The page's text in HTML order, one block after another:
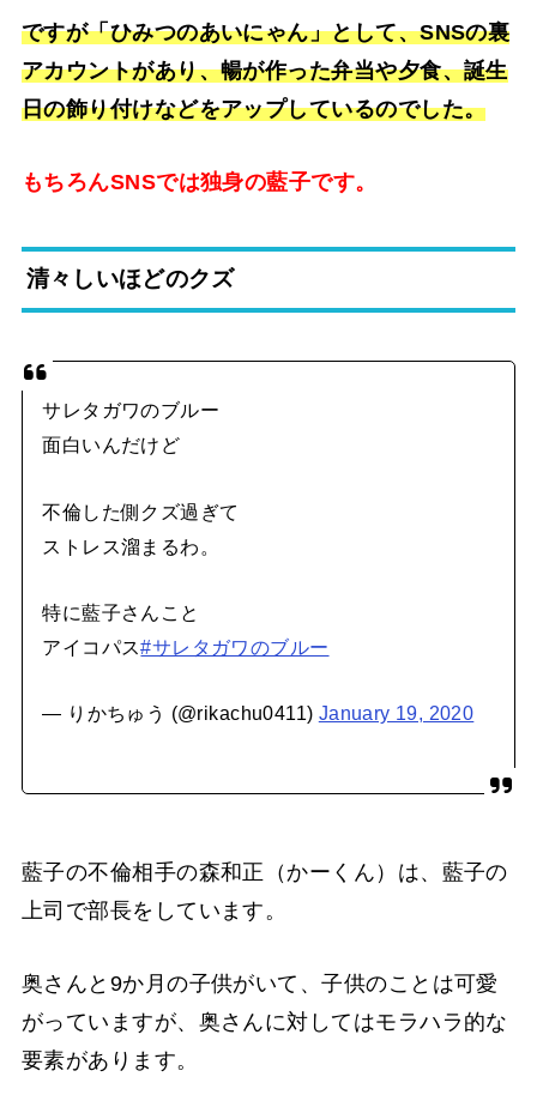
ですが「ひみつのあいにゃん」として、SNSの裏
アカウントがあり、暢が作った弁当や夕食、誕生
日の飾り付けなどをアップしているのでした。
もちろんSNSでは独身の藍子です。
清々しいほどのクズ
サレタガワのブルー
面白いんだけど
不倫した側クズ過ぎて
ストレス溜まるわ。
特に藍子さんこと
アイコパス#サレタガワのブルー
— りかちゅう (@rikachu0411) January 19, 2020
藍子の不倫相手の森和正（かーくん）は、藍子の
上司で部長をしています。
奥さんと9か月の子供がいて、子供のことは可愛
がっていますが、奥さんに対してはモラハラ的な
要素があります。